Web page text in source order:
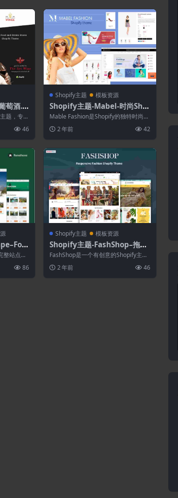
萄酒.
题，专门
46
Shopify主题 模板资源
Shopify主题-Mabel-时尚Sho
pify主题
Mable Fashion是Shopify的独特时尚主
2 年前 42
Elem
套件
整站点工
86
Shopify主题 模板资源
Shopify主题-FashShop–拖放
Bootstrap 4 Shopify主题
FashShop是一个有创意的Shopify主
合...2 年前 46